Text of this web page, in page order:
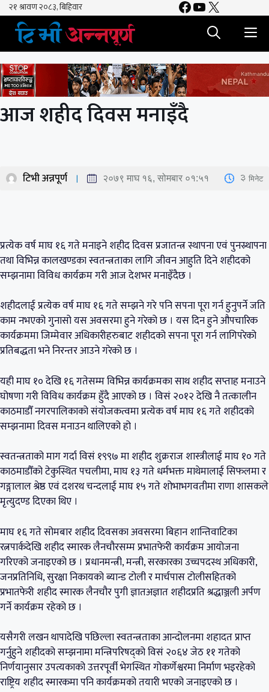
Skip
content
Facebook
YouTube
X
आज शहीद दिवस मनाइँदै
टिभी अन्नपूर्ण २०७९ माघ १६, सोमबार ०१:५१ 3 मिनेट
प्रत्येक वर्ष माघ १६ गते मनाइने शहीद दिवस प्रजातन्त्र स्थापना एवं पुनस्र्थापना
तथा विभिन्न कालखण्डका स्वतन्त्रताका लागि जीवन आहुति दिने शहीदको
सम्झनामा विविध कार्यक्रम गरी आज देशभर मनाइँदैछ ।
शहीदलाई प्रत्येक वर्ष माघ १६ गते सम्झने गरे पनि सपना पूरा गर्न हुनुपर्ने जति
काम नभएको गुनासो यस अवसरमा हुने गरेको छ । यस दिन हुने औपचारिक
कार्यक्रममा जिम्मेवार अधिकारीहरुबाट शहीदको सपना पूरा गर्न लागिपरेको
प्रतिबद्धता भने निरन्तर आउने गरेको छ ।
यही माघ १० देखि १६ गतेसम्म विभिन्न कार्यक्रमका साथ शहीद सप्ताह मनाउने
घोषणा गरी विविध कार्यक्रम हुँदै आएको छ । विसं २०१२ देखि नै तत्कालीन
काठमाडौँ नगरपालिकाको संयोजकत्वमा प्रत्येक वर्ष माघ १६ गते शहीदको
सम्झनामा दिवस मनाउन थालिएको हो ।
स्वतन्त्रताको माग गर्दा विसं १९९७ मा शहीद शुक्रराज शास्त्रीलाई माघ १० गते
काठमाडौँको टेकुस्थित पचलीमा, माघ १३ गते धर्मभक्त माथेमालाई सिफलमा र
गङ्गालाल श्रेष्ठ एवं दशरथ चन्दलाई माघ १५ गते शोभाभगवतीमा राणा शासकले
मृत्युदण्ड दिएका थिए ।
माघ १६ गते सोमबार शहीद दिवसका अवसरमा बिहान शान्तिवाटिका
रत्नपार्कदेखि शहीद स्मारक लैनचौरसम्म प्रभातफेरी कार्यक्रम आयोजना
गरिएको जनाइएको छ । प्रधानमन्त्री, मन्त्री, सरकारका उच्चपदस्थ अधिकारी,
जनप्रतिनिधि, सुरक्षा निकायको ब्यान्ड टोली र मार्चपास टोलीसहितको
प्रभातफेरी शहीद स्मारक लैनचौर पुगी ज्ञातअज्ञात शहीदप्रति श्रद्धाञ्जली अर्पण
गर्ने कार्यक्रम रहेको छ ।
यसैगरी लखन थापादेखि पछिल्ला स्वतन्त्रताका आन्दोलनमा शहादत प्राप्त
गर्नुहुने शहीदको सम्झनामा मन्त्रिपरिषद्को विसं २०६४ जेठ ११ गतेको
निर्णयानुसार उपत्यकाको उत्तरपूर्वी भेगस्थित गोकर्णेश्वरमा निर्माण भइरहेको
राष्ट्रिय शहीद स्मारकमा पनि कार्यक्रमको तयारी भएको जनाइएको छ ।